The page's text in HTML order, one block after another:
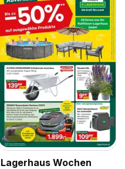
Lagerhaus Wochen